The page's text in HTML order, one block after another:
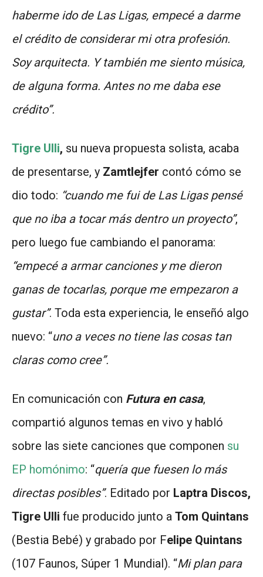
haberme ido de Las Ligas, empecé a darme
el crédito de considerar mi otra profesión.
Soy arquitecta. Y también me siento música,
de alguna forma. Antes no me daba ese
crédito”.
Tigre Ulli, su nueva propuesta solista, acaba
de presentarse, y Zamtlejfer contó cómo se
dio todo: “cuando me fui de Las Ligas pensé
que no iba a tocar más dentro un proyecto”,
pero luego fue cambiando el panorama:
“empecé a armar canciones y me dieron
ganas de tocarlas, porque me empezaron a
gustar”. Toda esta experiencia, le enseñó algo
nuevo: “uno a veces no tiene las cosas tan
claras como cree”.
En comunicación con Futura en casa,
compartió algunos temas en vivo y habló
sobre las siete canciones que componen su
EP homónimo: “quería que fuesen lo más
directas posibles”. Editado por Laptra Discos,
Tigre Ulli fue producido junto a Tom Quintans
(Bestia Bebé) y grabado por Felipe Quintans
(107 Faunos, Súper 1 Mundial). “Mi plan para